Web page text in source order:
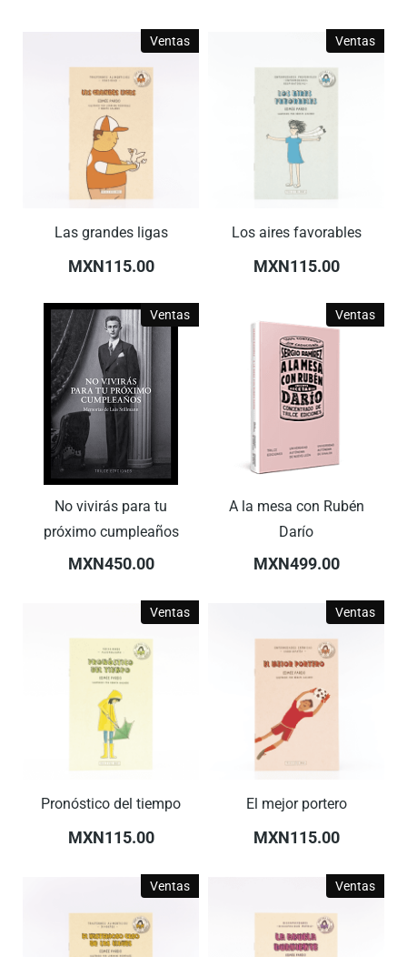
Ventas
Las grandes ligas
MXN115.00
Ventas
Los aires favorables
MXN115.00
Ventas
No vivirás para tu
próximo cumpleaños
MXN450.00
Ventas
A la mesa con Rubén
Darío
MXN499.00
Ventas
Pronóstico del tiempo
MXN115.00
Ventas
El mejor portero
MXN115.00
Ventas Ventas